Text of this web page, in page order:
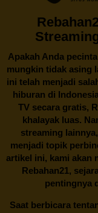
Apakah Anda
mungkin tidak asing
ini telah menjadi
hiburan di
TV secara gratis,
khalayak luas.
streaming
menjadi topik
artikel ini, kami akan
Rebahan21,
pentingnya
Saat berbicara